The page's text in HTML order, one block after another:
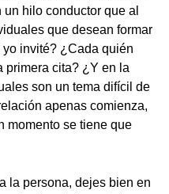
hilo conductor que al
que desean formar
invité? ¿Cada quién
primera cita? ¿Y en la
son un tema difícil de
apenas comienza,
momento se tiene que
la persona, dejes bien en